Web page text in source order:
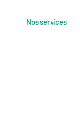
Nos services